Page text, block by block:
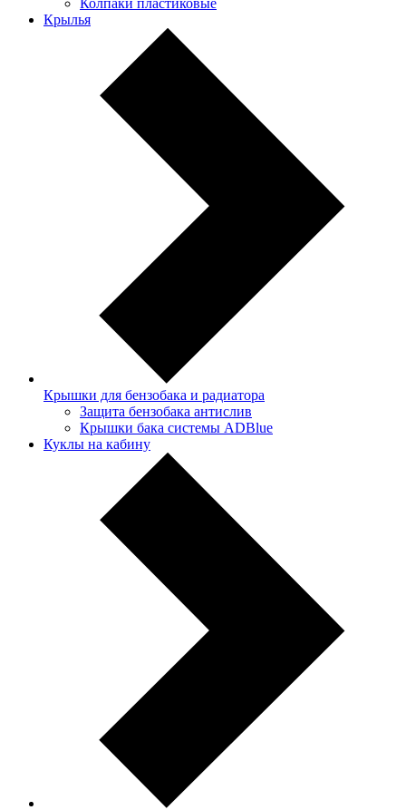
Крылья
Крышки для бензобака и радиатора
Защита бензобака антислив
Крышки бака системы ADBlue
Куклы на кабину